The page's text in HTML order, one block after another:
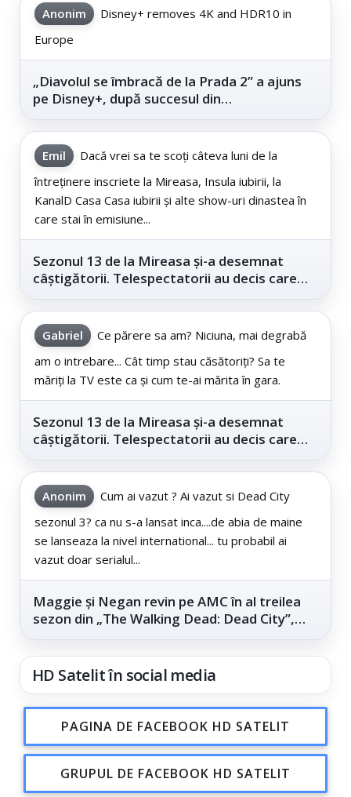
Anonim
Disney+ removes 4K and HDR10 in
Europe
„Diavolul se îmbracă de la Prada 2” a ajuns
pe Disney+, după succesul din
Emil
Dacă vrei sa te scoți câteva luni de la
întreținere inscriete la Mireasa, Insula iubirii, la
KanalD Casa Casa iubirii și alte show-uri dinastea în
care stai în emisiune...
Sezonul 13 de la Mireasa și-a desemnat
câștigătorii. Telespectatorii au decis care
Gabriel
Ce părere sa am? Niciuna, mai degrabă
am o intrebare... Cât timp stau căsătoriți? Sa te
măriți la TV este ca și cum te-ai mărita în gara.
Sezonul 13 de la Mireasa și-a desemnat
câștigătorii. Telespectatorii au decis care
Anonim
Cum ai vazut ? Ai vazut si Dead City
sezonul 3? ca nu s-a lansat inca....de abia de maine
se lanseaza la nivel international... tu probabil ai
vazut doar serialul...
Maggie și Negan revin pe AMC în al treilea
sezon din „The Walking Dead: Dead City”,
HD Satelit în social media
PAGINA DE FACEBOOK HD SATELIT
GRUPUL DE FACEBOOK HD SATELIT